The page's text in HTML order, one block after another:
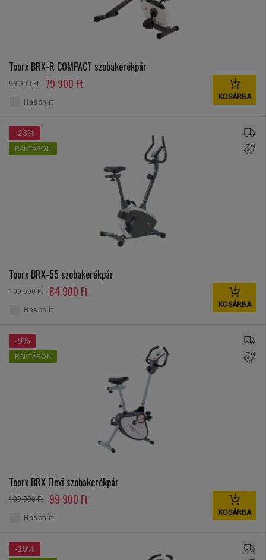
Toorx BRX-R COMPACT szobakerékpár
99 900 Ft 79 900 Ft
KOSÁRBA
Hasonlít
-23%
RAKTÁRON
Toorx BRX-55 szobakerékpár
109 900 Ft 84 900 Ft
KOSÁRBA
Hasonlít
-9%
RAKTÁRON
Toorx BRX Flexi szobakerékpár
109 900 Ft 99 900 Ft
KOSÁRBA
Hasonlít
-19%